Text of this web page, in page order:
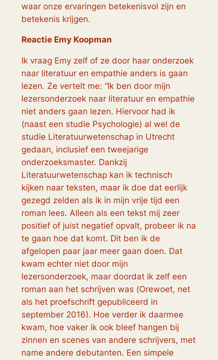
waar onze ervaringen betekenisvol zijn en
betekenis krijgen.
Reactie Emy Koopman
Ik vraag Emy zelf of ze door haar onderzoek
naar literatuur en empathie anders is gaan
lezen. Ze vertelt me: “Ik ben door mijn
lezersonderzoek naar literatuur en empathie
niet anders gaan lezen. Hiervoor had ik
(naast een studie Psychologie) al wel de
studie Literatuurwetenschap in Utrecht
gedaan, inclusief een tweejarige
onderzoeksmaster. Dankzij
Literatuurwetenschap kan ik technisch
kijken naar teksten, maar ik doe dat eerlijk
gezegd zelden als ik in mijn vrije tijd een
roman lees. Alleen als een tekst mij zeer
positief of juist negatief opvalt, probeer ik na
te gaan hoe dat komt. Dit ben ik de
afgelopen paar jaar meer gaan doen. Dat
kwam echter niet door mijn
lezersonderzoek, maar doordat ik zelf een
roman aan het schrijven was (Orewoet, net
als het proefschrift gepubliceerd in
september 2016). Hoe verder ik daarmee
kwam, hoe vaker ik ook bleef hangen bij
zinnen en scenes van andere schrijvers, met
name andere debutanten. Een simpele